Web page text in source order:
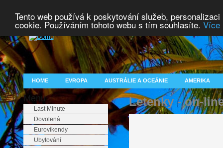
Tento web používá k poskytování služeb,
cookie. Používáním tohoto webu s tím souhlasíte. Více
HOME EVROPA AUSTRÁLIE A OCEÁNIE AMERIKA
Menu
Last Minute
Dovolená
Eurovíkendy
Ubytování
Letenky - on-